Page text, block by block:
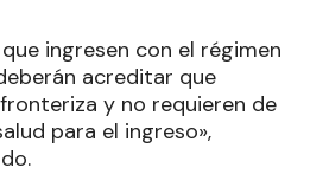
ingresen con el régimen
acreditar que
y no requieren de
para el ingreso»,